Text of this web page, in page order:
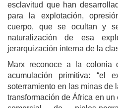
esclavitud que han
para la explotación,
cuerpo, que se ocultan y
naturalización de esa
jerarquización interna de la
Marx reconoce a la colonia
acumulación primitiva: “el
soterramiento en las minas
transformación de África en